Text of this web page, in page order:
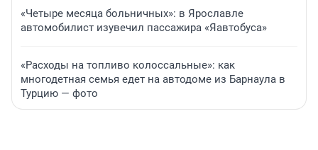
«Четыре месяца больничных»: в Ярославле
автомобилист изувечил пассажира «Яавтобуса»
«Расходы на топливо колоссальные»: как
многодетная семья едет на автодоме из Барнаула в
Турцию — фото